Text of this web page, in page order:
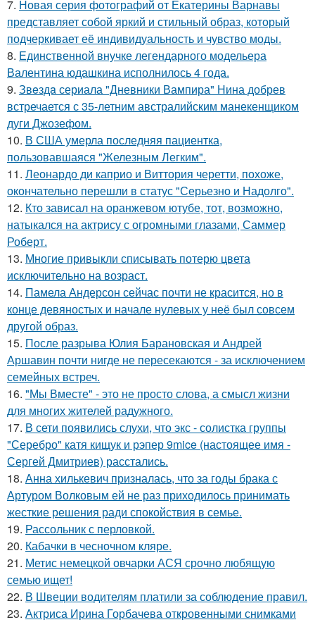
7. Новая серия фотографий от Екатерины Варнавы
представляет собой яркий и стильный образ, который
подчеркивает её индивидуальность и чувство моды.
8. Единственной внучке легендарного модельера
Валентина юдашкина исполнилось 4 года.
9. Звeздa сериала "Дневники Вампира" Нина добрев
встречается с 35-летним австралийским манекенщиком
дуги Джозефом.
10. В США умерла последняя пациентка,
пользовавшаяся "Железным Легким".
11. Леонардо ди каприо и Виттория черетти, похоже,
окончательно перешли в статус "Серьезно и Надолго".
12. Кто зависал на оранжевом ютубе, тот, возможно,
натыкался на актрису с огромными глазами, Саммер
Роберт.
13. Многие привыкли списывать потерю цвета
исключительно на возраст.
14. Памела Андерсон сейчас почти не красится, но в
конце девяностых и начале нулевых у неё был совсем
другой образ.
15. После разрыва Юлия Барановская и Андрей
Аршавин почти нигде не пересекаются - за исключением
семейных встреч.
16. "Мы Вместе" - это не просто слова, а смысл жизни
для многих жителей радужного.
17. В сети появились слухи, что экс - солистка группы
"Серебро" катя кищук и рэпер 9mice (настоящее имя -
Сергей Дмитриев) расстались.
18. Анна хилькевич призналась, что за годы брака с
Артуром Волковым ей не раз приходилось принимать
жесткие решения ради спокойствия в семье.
19. Рассольник с перловкой.
20. Кабачки в чесночном кляре.
21. Метис немецкой овчарки АСЯ срочно любящую
семью ищет!
22. В Швеции водителям платили за соблюдение правил.
23. Актриса Ирина Горбачева откровенными снимками